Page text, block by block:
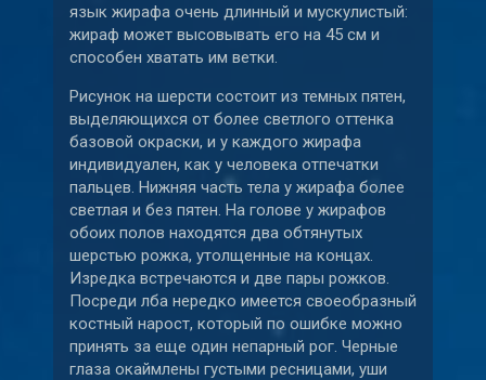
язык жирафа очень длинный и мускулистый:
жираф может высовывать его на 45 см и
способен хватать им ветки.
Рисунок на шерсти состоит из темных пятен,
выделяющихся от более светлого оттенка
базовой окраски, и у каждого жирафа
индивидуален, как у человека отпечатки
пальцев. Нижняя часть тела у жирафа более
светлая и без пятен. На голове у жирафов
обоих полов находятся два обтянутых
шерстью рожка, утолщенные на концах.
Изредка встречаются и две пары рожков.
Посреди лба нередко имеется своеобразный
костный нарост, который по ошибке можно
принять за еще один непарный рог. Черные
глаза окаймлены густыми ресницами, уши